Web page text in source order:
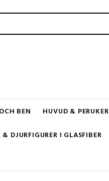
BEN HUVUD & PERUKER
& DJURFIGURER I GLASFIBER